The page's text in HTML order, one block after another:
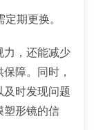
期更换。
力，还能减少
障。同时，
及时发现问题
塑形镜的信